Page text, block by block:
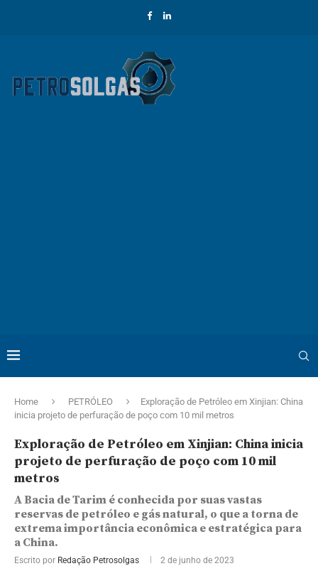
Home PETRÓLEO
Exploração de Petróleo em Xinjian: China
inicia projeto de perfuração de poço com 10 mil metros
Exploração de Petróleo em Xinjian: China inicia
projeto de perfuração de poço com 10 mil
metros
A Bacia de Tarim é conhecida por suas vastas
reservas de petróleo e gás natural, o que a torna de
extrema importância econômica e estratégica para
a China.
Escrito por Redação Petrosolgas 2 de junho de 2023